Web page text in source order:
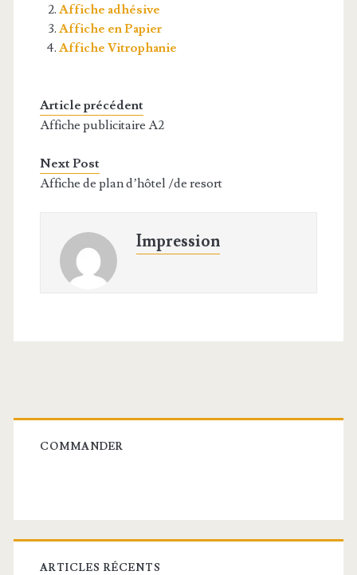
Affiche adhésive
Affiche en Papier
Affiche Vitrophanie
Article précédent
Affiche publicitaire A2
Next Post
Affiche de plan d’hôtel /de resort
Impression
Barre
latérale
COMMANDER
ARTICLES RÉCENTS